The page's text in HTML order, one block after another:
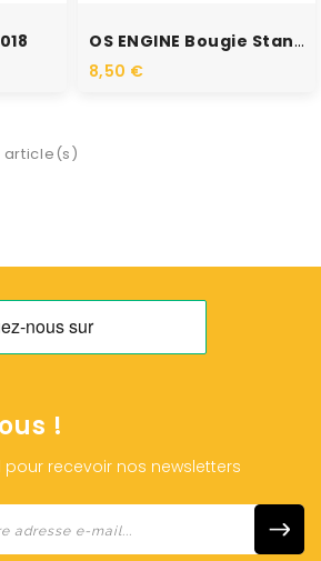
OS ENGINE Bougie Standard...
8,50 €
article(s)
!
recevoir nos newsletters